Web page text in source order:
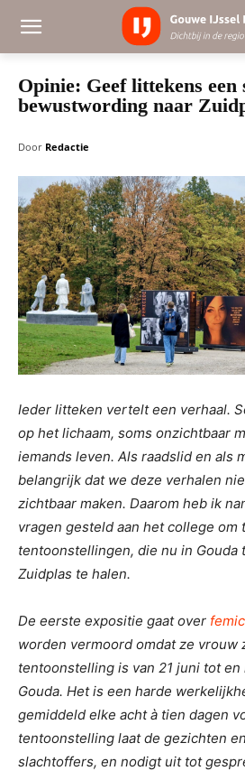
Opinie: Geef littekens een
bewustwording naar
Door Redactie
Ieder litteken vertelt een verhaal.
op het lichaam, soms onzichtbaar
iemands leven. Als raadslid en als
belangrijk dat we deze verhalen
zichtbaar maken. Daarom heb ik
vragen gesteld aan het college om
tentoonstellingen, die nu in Gouda
Zuidplas te halen.
De eerste expositie gaat over
worden vermoord omdat ze vrouw
tentoonstelling is van 21 juni tot
Gouda. Het is een harde
gemiddeld elke acht à tien dagen
tentoonstelling laat de gezichten
slachtoffers, en nodigt uit tot